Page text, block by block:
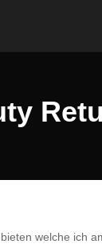
welche ich